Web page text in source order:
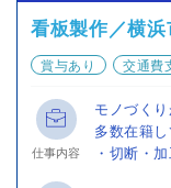
看板製作／横浜
賞与あり
交通費
仕事内容
モノづく
多数在籍
・切断・